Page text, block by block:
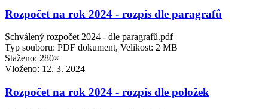
Rozpočet na rok 2024 - rozpis dle paragrafů
Schválený rozpočet 2024 - dle paragrafů.pdf
Typ souboru: PDF dokument, Velikost: 2 MB
Staženo: 280×
Vloženo: 12. 3. 2024
Rozpočet na rok 2024 - rozpis dle položek